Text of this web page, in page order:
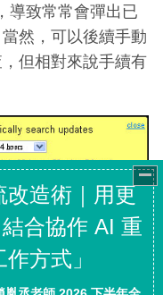
導致常常會彈出已
然，可以後續手動
但相對來說手續有